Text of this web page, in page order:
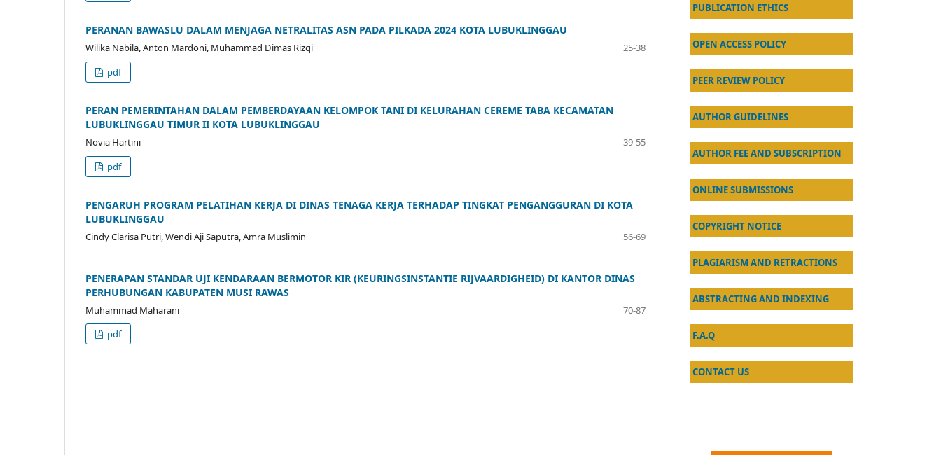
PERANAN BAWASLU DALAM MENJAGA NETRALITAS ASN PADA PILKADA 2024 KOTA LUBUKLINGGAU
Wilika Nabila, Anton Mardoni, Muhammad Dimas Rizqi
25-38
pdf
PERAN PEMERINTAHAN DALAM PEMBERDAYAAN KELOMPOK TANI DI KELURAHAN CEREME TABA KECAMATAN
LUBUKLINGGAU TIMUR II KOTA LUBUKLINGGAU
Novia Hartini
39-55
pdf
PENGARUH PROGRAM PELATIHAN KERJA DI DINAS TENAGA KERJA TERHADAP TINGKAT PENGANGGURAN DI KOTA
LUBUKLINGGAU
Cindy Clarisa Putri, Wendi Aji Saputra, Amra Muslimin 56-69
PENERAPAN STANDAR UJI KENDARAAN BERMOTOR KIR (KEURINGSINSTANTIE RIJVAARDIGHEID) DI KANTOR DINAS
PERHUBUNGAN KABUPATEN MUSI RAWAS
Muhammad Maharani
70-87
pdf
PUBLICATION ETHICS
OPEN ACCESS POLICY
PEER REVIEW POLICY
AUTHOR GUIDELINES
AUTHOR FEE AND SUBSCRIPTION
ONLINE SUBMISSIONS
COPYRIGHT NOTICE
PLAGIARISM AND RETRACTIONS
ABSTRACTING AND INDEXING
F.A.Q
CONTACT US